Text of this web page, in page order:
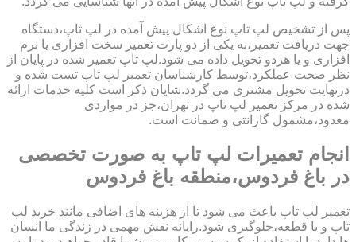
پس از تشخیص لپ تاپ نوع اشکال پیش آمده در لپ تاپ،دستگاه
جهت دریافت تعمیر،به یکی از دو پارت تعمیر سخت افزاری یا نرم
افزاری و یا هردو تحویل داده می شود.لپ تاپ تعمیر شده در پایان از
نظر صحت عملکرد،توسط کارشناسان تعمیر لپ تاپ تست شده و
درنهایت تحویل مشتری می گردد.شایان ذکر است کلیه خدمات ارائه
شده در مرکز تعمیر لپ تاپ در تهران،جز در مواردی
معدود،مشمول گارانتی و ضمانت است.
انجام تعمیرات لپ تاپ به صورت تخصصی
در باغ فردوس،منطقه باغ فردوس
تعمیر لپ تاپ باعث می شود تا از هزینه های اضافی مانند خرید لپ
تاپ و یا قطعه،جلوگیری شود.رایانه نقش مهمی در زندگی ما انسان